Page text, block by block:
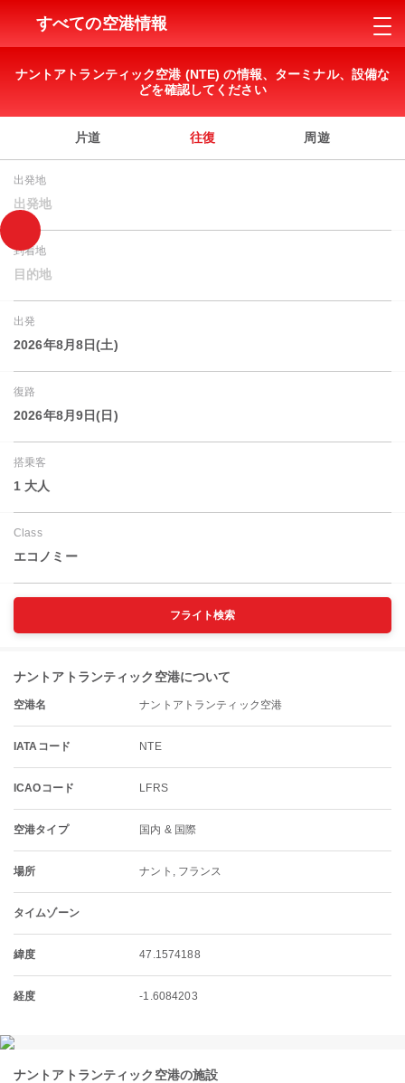
すべての空港情報
ナントアトランティック空港 (NTE) の情報、ターミナル、設備な
どを確認してください
片道 往復 周遊
出発地
出発地
到着地
目的地
出発
2026年8月8日(土)
復路
2026年8月9日(日)
搭乗客
1 大人
Class
エコノミー
フライト検索
ナントアトランティック空港について
空港名 ナントアトランティック空港
IATAコード NTE
ICAOコード LFRS
空港タイプ 国内 & 国際
場所 ナント, フランス
タイムゾーン
緯度 47.1574188
経度 -1.6084203
ナントアトランティック空港の施設